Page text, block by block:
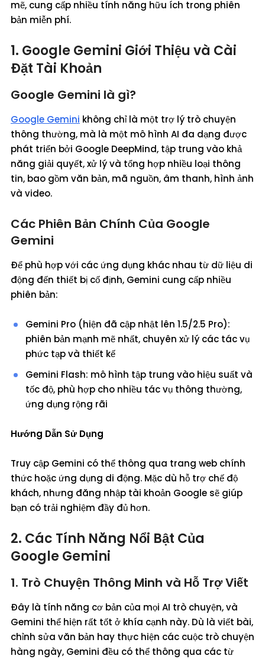
mẽ, cung cấp nhiều tính năng hữu ích trong phiên
bản miễn phí.
1. Google Gemini Giới Thiệu và Cài
Đặt Tài Khoản
Google Gemini là gì?
Google Gemini không chỉ là một trợ lý trò chuyện
thông thường, mà là một mô hình AI đa dạng được
phát triển bởi Google DeepMind, tập trung vào khả
năng giải quyết, xử lý và tổng hợp nhiều loại thông
tin, bao gồm văn bản, mã nguồn, âm thanh, hình ảnh
và video.
Các Phiên Bản Chính Của Google
Gemini
Để phù hợp với các ứng dụng khác nhau từ dữ liệu di
động đến thiết bị cố định, Gemini cung cấp nhiều
phiên bản:
Gemini Pro (hiện đã cập nhật lên 1.5/2.5 Pro):
phiên bản mạnh mẽ nhất, chuyên xử lý các tác vụ
phức tạp và thiết kế
Gemini Flash: mô hình tập trung vào hiệu suất và
tốc độ, phù hợp cho nhiều tác vụ thông thường,
ứng dụng rộng rãi
Hướng Dẫn Sử Dụng
Truy cập Gemini có thể thông qua trang web chính
thức hoặc ứng dụng di động. Mặc dù hỗ trợ chế độ
khách, nhưng đăng nhập tài khoản Google sẽ giúp
bạn có trải nghiệm đầy đủ hơn.
2. Các Tính Năng Nổi Bật Của
Google Gemini
1. Trò Chuyện Thông Minh và Hỗ Trợ Viết
Đây là tính năng cơ bản của mọi AI trò chuyện, và
Gemini thể hiện rất tốt ở khía cạnh này. Dù là viết bài,
chỉnh sửa văn bản hay thực hiện các cuộc trò chuyện
hàng ngày, Gemini đều có thể thông qua các từ